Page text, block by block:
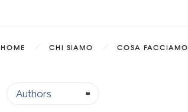
HOME CHI SIAMO COSA FACCIAMO
Authors